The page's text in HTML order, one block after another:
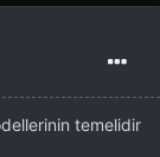
temelidir